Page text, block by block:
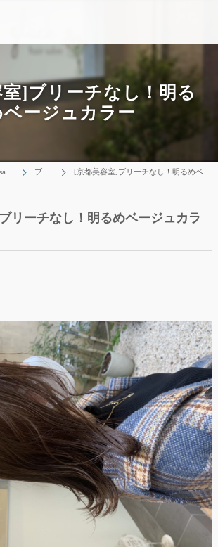
室]ブリーチなし！明る
ベージュカラー
ブログ [京都美容室]ブリーチなし！明るめベージュカラー
リーチなし！明るめベージュカラ